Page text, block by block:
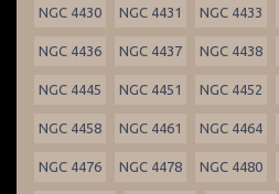
NGC 4430 NGC 4431 NGC 4433
NGC 4436 NGC 4437 NGC 4438
NGC 4445 NGC 4451 NGC 4452
NGC 4458 NGC 4461 NGC 4464
NGC 4476 NGC 4478 NGC 4480